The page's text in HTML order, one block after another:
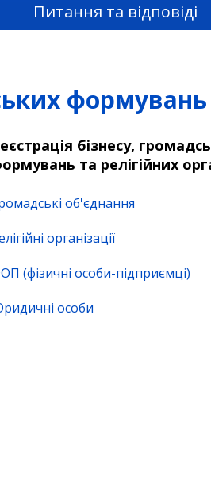
Питання та відповіді
формувань
бізнесу,
та релігійних
об'єднання
організації
(фізичні особи-підприємці)
особи